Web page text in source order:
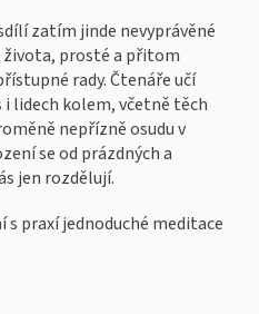
zatím jinde nevyprávěné
života, prosté a přitom
rady. Čtenáře učí
lidech kolem, včetně těch
nepřízně osudu v
se od prázdných a
jen rozdělují.
praxí jednoduché meditace